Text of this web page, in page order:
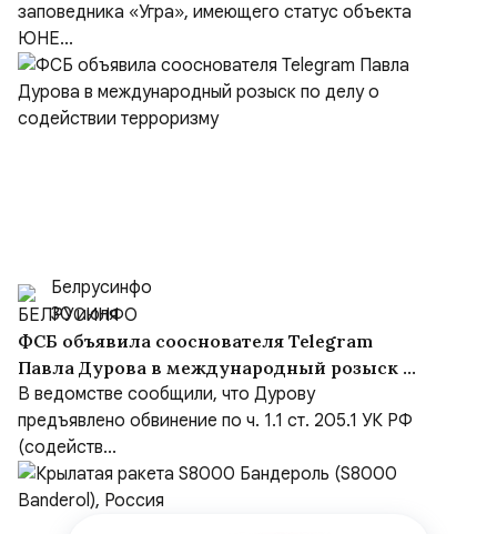
заповедника «Угра», имеющего статус объекта
ЮНЕ...
Белрусинфо
30 июля
ФСБ объявила сооснователя Telegram
Павла Дурова в международный розыск по
делу о содействии терроризму
В ведомстве сообщили, что Дурову
предъявлено обвинение по ч. 1.1 ст. 205.1 УК РФ
(содейств...